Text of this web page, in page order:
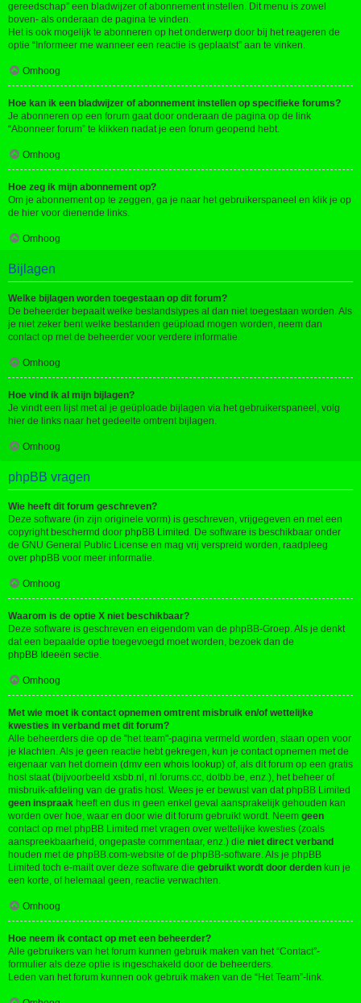
gereedschap” een bladwijzer of abonnement instellen. Dit menu is zowel
boven- als onderaan de pagina te vinden.
Het is ook mogelijk te abonneren op het onderwerp door bij het reageren de
optie “Informeer me wanneer een reactie is geplaatst” aan te vinken.
Omhoog
Hoe kan ik een bladwijzer of abonnement instellen op specifieke forums?
Je abonneren op een forum gaat door onderaan de pagina op de link
“Abonneer forum” te klikken nadat je een forum geopend hebt.
Omhoog
Hoe zeg ik mijn abonnement op?
Om je abonnement op te zeggen, ga je naar het gebruikerspaneel en klik je op
de hier voor dienende links.
Omhoog
Bijlagen
Welke bijlagen worden toegestaan op dit forum?
De beheerder bepaalt welke bestandstypes al dan niet toegestaan worden. Als
je niet zeker bent welke bestanden geüpload mogen worden, neem dan
contact op met de beheerder voor verdere informatie.
Omhoog
Hoe vind ik al mijn bijlagen?
Je vindt een lijst met al je geüploade bijlagen via het gebruikerspaneel, volg
hier de links naar het gedeelte omtrent bijlagen.
Omhoog
phpBB vragen
Wie heeft dit forum geschreven?
Deze software (in zijn originele vorm) is geschreven, vrijgegeven en met een
copyright beschermd door phpBB Limited . De software is beschikbaar onder
de GNU General Public License en mag vrij verspreid worden, raadpleeg
over phpBB voor meer informatie.
Omhoog
Waarom is de optie X niet beschikbaar?
Deze software is geschreven en eigendom van de phpBB-Groep. Als je denkt
dat een bepaalde optie toegevoegd moet worden, bezoek dan de
phpBB Ideeën sectie.
Omhoog
Met wie moet ik contact opnemen omtrent misbruik en/of wettelijke
kwesties in verband met dit forum?
Alle beheerders die op de "het team"-pagina vermeld worden, staan open voor
je klachten. Als je geen reactie hebt gekregen, kun je contact opnemen met de
eigenaar van het domein (dmv een whois lookup) of, als dit forum op een gratis
host staat (bijvoorbeeld xsbb.nl, nl.forums.cc, dotbb.be, enz.), het beheer of
misbruik-afdeling van de gratis host. Wees je er bewust van dat phpBB Limited
geen inspraak heeft en dus in geen enkel geval aansprakelijk gehouden kan
worden over hoe, waar en door wie dit forum gebruikt wordt. Neem geen
contact op met phpBB Limited met vragen over wettelijke kwesties (zoals
aanspreekbaarheid, ongepaste commentaar, enz.) die niet direct verband
houden met de phpBB.com-website of de phpBB-software. Als je phpBB
Limited toch e-mailt over deze software die gebruikt wordt door derden kun je
een korte, of helemaal geen, reactie verwachten.
Omhoog
Hoe neem ik contact op met een beheerder?
Alle gebruikers van het forum kunnen gebruik maken van het “Contact”-
formulier als deze optie is ingeschakeld door de beheerders.
Leden van het forum kunnen ook gebruik maken van de “Het Team”-link.